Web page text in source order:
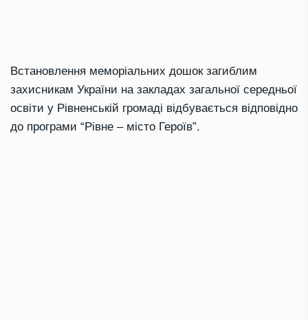
Встановлення меморіальних дошок загиблим
захисникам України на закладах загальної середньої
освіти у Рівненській громаді відбувається відповідно
до програми “Рівне – місто Героїв”.